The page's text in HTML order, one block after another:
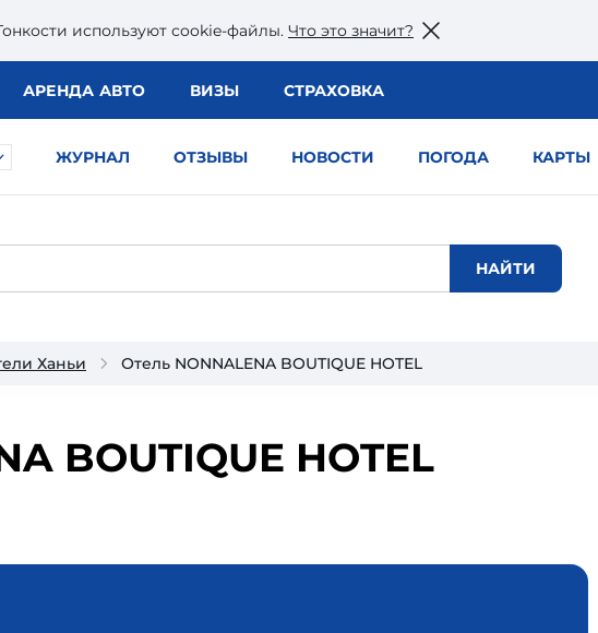
используют сookie-файлы. Что это значит?
АРЕНДА АВТО ВИЗЫ СТРАХОВКА
ЖУРНАЛ ОТЗЫВЫ НОВОСТИ ПОГОДА КАРТЫ
Ханьи Отель NONNALENA BOUTIQUE HOTEL
BOUTIQUE HOTEL